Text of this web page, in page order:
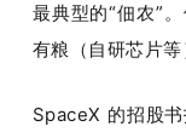
最典型的“佃农”
有粮（自研芯片等
SpaceX 的招股